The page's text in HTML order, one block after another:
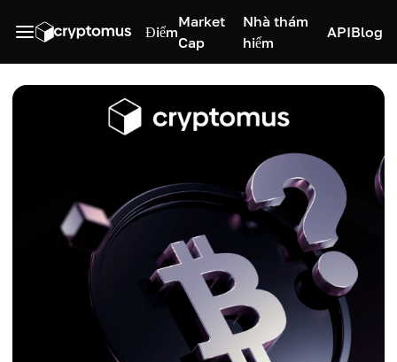
Điểm
Market
Cap
Nhà thám
hiểm
APIBlog